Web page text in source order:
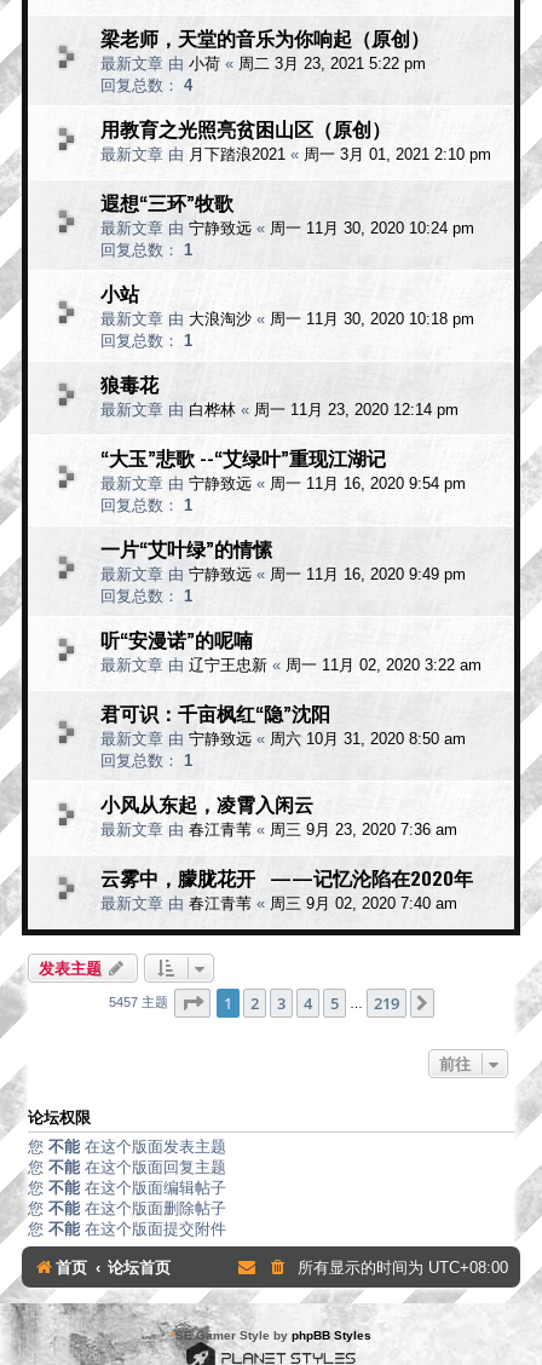
梁老师，天堂的音乐为你响起（原创）
最新文章 由 小荷 « 周二 3月 23, 2021 5:22 pm
回复总数： 4
用教育之光照亮贫困山区（原创）
最新文章 由 月下踏浪2021 « 周一 3月 01, 2021 2:10 pm
遐想“三环”牧歌
最新文章 由 宁静致远 « 周一 11月 30, 2020 10:24 pm
回复总数： 1
小站
最新文章 由 大浪淘沙 « 周一 11月 30, 2020 10:18 pm
回复总数： 1
狼毒花
最新文章 由 白桦林 « 周一 11月 23, 2020 12:14 pm
“大玉”悲歌 --“艾绿叶”重现江湖记
最新文章 由 宁静致远 « 周一 11月 16, 2020 9:54 pm
回复总数： 1
一片“艾叶绿”的情愫
最新文章 由 宁静致远 « 周一 11月 16, 2020 9:49 pm
回复总数： 1
听“安漫诺”的呢喃
最新文章 由 辽宁王忠新 « 周一 11月 02, 2020 3:22 am
君可识：千亩枫红“隐”沈阳
最新文章 由 宁静致远 « 周六 10月 31, 2020 8:50 am
回复总数： 1
小风从东起，凌霄入闲云
最新文章 由 春江青苇 « 周三 9月 23, 2020 7:36 am
云雾中，朦胧花开 ——记忆沦陷在2020年
最新文章 由 春江青苇 « 周三 9月 02, 2020 7:40 am
发表主题
5457 主题 分页：1 219
1 2 3 4 5 219
前往
论坛权限
您 不能 在这个版面发表主题
您 不能 在这个版面回复主题
您 不能 在这个版面编辑帖子
您 不能 在这个版面删除帖子
您 不能 在这个版面提交附件
首页 论坛首页 所有显示的时间为 UTC+08:00
*SE Gamer Style by phpBB Styles